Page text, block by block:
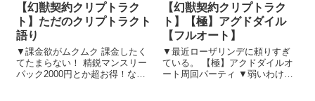
【幻獣契約クリプトラク
ト】ただのクリプトラクト
語り
▼課金欲がムクムク 課金したく
てたまらない！ 精鋭マンスリー
パック2000円とか超お得！なの
【幻獣契約クリプトラク
ト】【極】アグドダイル
【フルオート】
▼最近ローザリンデに頼りすぎ
ている。 【極】アクドダイルオ
ート周回パーティ ▼弱いわけが